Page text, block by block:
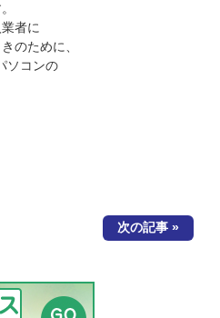
者に
のために、
ソコンの
次の記事 »